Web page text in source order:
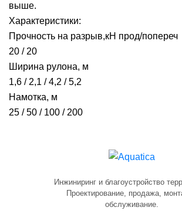
выше.
Характеристики:
Прочность на разрыв,кН прод/попереч
20 / 20
Ширина рулона, м
1,6 / 2,1 / 4,2 / 5,2
Намотка, м
25 / 50 / 100 / 200
Инжиниринг и благоустройство
Проектирование, продажа,
обслуживание.